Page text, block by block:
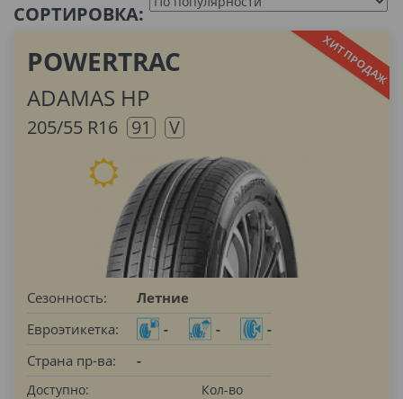
СОРТИРОВКА:
POWERTRAC
ADAMAS HP
205/55 R16 91 V
Сезонность:
Летние
Евроэтикетка:
- -
-
Страна пр-ва:
-
Доступно: Кол-во